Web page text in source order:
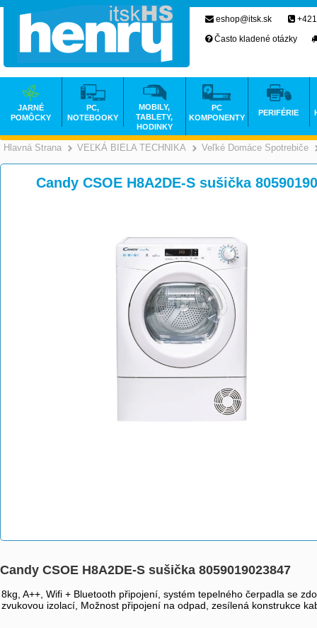
Hlavná Strana >
VEĽKÁ BIELA TECHNIKA >
Veľké Domáce Spotrebiče
Candy CSOE H8A2DE-S sušička
Candy CSOE H8A2DE-S sušička 8059019023847
8kg, A++, Wifi + Bluetooth připojení, systém tepelného čerpadla se
zvukovou izolací, Možnost připojení na odpad, zesílená konstrukce
eshop@itsk.sk
Často kladené otázky
JARNÉ
POMÔCKY
PC,
NOTEBOOKY
MOBILY,
TABLETY,
HODINKY
PC
KOMPONENTY
PERIFÉRIE